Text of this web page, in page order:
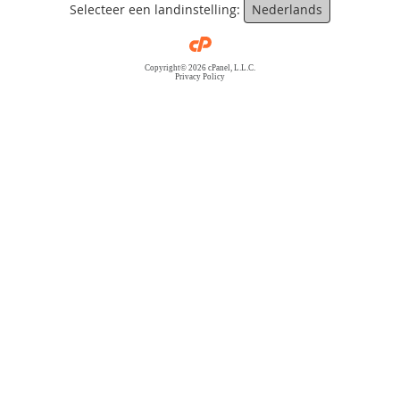
Selecteer een landinstelling: Nederlands
Copyright© 2026 cPanel, L.L.C.
Privacy Policy